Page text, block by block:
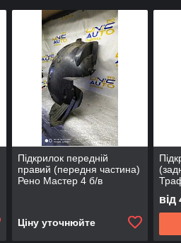
Підкрилок передній
правий (передня частина)
Рено Мастер 4 б/в
Ціну уточнюйте
від